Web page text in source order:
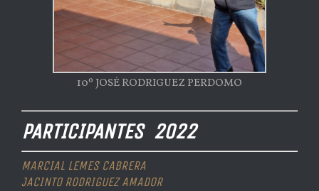
10º JOSÉ RODRIGUEZ PERDOMO
PARTICIPANTES 2022
MARCIAL LEMES CABRERA
JACINTO RODRIGUEZ AMADOR